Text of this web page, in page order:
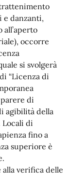
danzanti,
all’aperto
occorre
si svolgerà
“Licenza di
di
agibilità della
Locali di
fino a
superiore è
alla verifica delle